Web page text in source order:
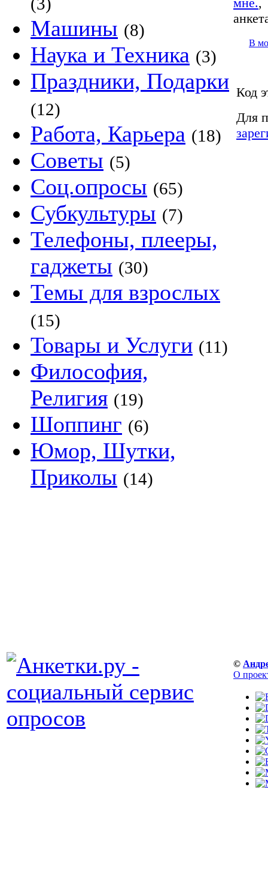
Машины (8)
Наука и Техника (3)
Праздники, Подарки
(12)
Работа, Карьера (18)
Советы (5)
Соц.опросы (65)
Субкультуры (7)
Телефоны, плееры,
гаджеты (30)
Темы для взрослых
(15)
Товары и Услуги (11)
Философия,
Религия (19)
Шоппинг (6)
Юмор, Шутки,
Приколы (14)
В
Код
Для
©
О